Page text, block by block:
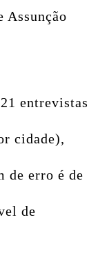
Assunção
entrevistas
cidade),
de erro é de
de